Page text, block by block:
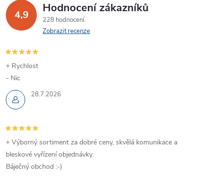
4,9 Hodnocení zákazníků
228 hodnocení
Zobrazit recenze
28.7.2026
+ Rychlost
- Nic
+ Výborný sortiment za dobré ceny, skvělá komunikace a
bleskové vyřízení objednávky.
Báječný obchod :-)